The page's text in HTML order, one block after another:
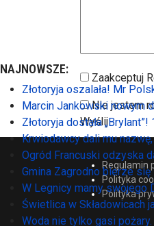
Zaakceptuj
Nie jestem
Wyślij
Regulamin
Polityka
Polityka
NAJNOWSZE:
Złotoryja oszalała! Mr
Marcin Jankowski nowym
Złotoryja dostała
Krwiodawcy dali mu
Ogród Francuski odzyska
Gmina Zagrodno bierze
W Legnicy mamy swojego
Świetlica w Składowicach
Woda nie tylko gasi